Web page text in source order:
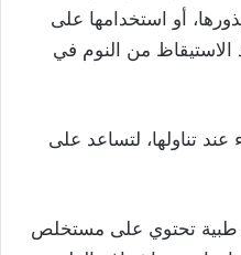
أو استخدامها على
من النوم في
تناولها، لتساعد على
طبية تحتوي على مستخلص